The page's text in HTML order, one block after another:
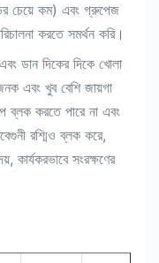
চেয়ে কম) এবং গ্রুপেজ
করতে সমর্থন করি।
ডান দিকের দিকে খোলা
এবং খুব বেশি জায়গা
ব্লক করতে পারে না এবং
রশ্মিও ব্লক করে,
কার্যকরভাবে সংরক্ষণের